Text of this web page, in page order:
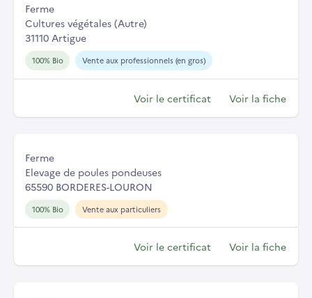
Ferme
Cultures végétales (Autre)
31110 Artigue
100% Bio Vente aux professionnels (en gros)
Voir le certificat Voir la fiche
Ferme
Elevage de poules pondeuses
65590 BORDERES-LOURON
100% Bio Vente aux particuliers
Voir le certificat Voir la fiche